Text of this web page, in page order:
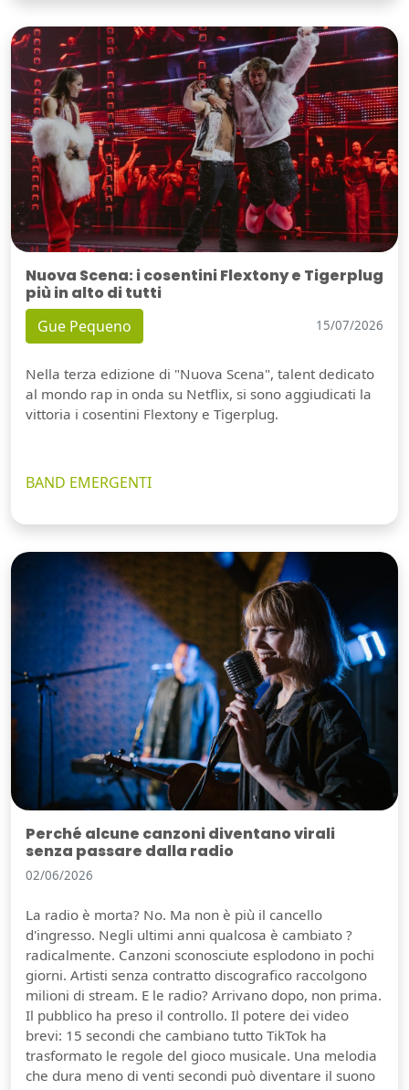
Nuova Scena: i cosentini Flextony e Tigerplug
più in alto di tutti
Gue Pequeno 15/07/2026
Nella terza edizione di "Nuova Scena", talent dedicato
al mondo rap in onda su Netflix, si sono aggiudicati la
vittoria i cosentini Flextony e Tigerplug.
BAND EMERGENTI
Perché alcune canzoni diventano virali
senza passare dalla radio
02/06/2026
La radio è morta? No. Ma non è più il cancello
d'ingresso. Negli ultimi anni qualcosa è cambiato ?
radicalmente. Canzoni sconosciute esplodono in pochi
giorni. Artisti senza contratto discografico raccolgono
milioni di stream. E le radio? Arrivano dopo, non prima.
Il pubblico ha preso il controllo. Il potere dei video
brevi: 15 secondi che cambiano tutto TikTok ha
trasformato le regole del gioco musicale. Una melodia
che dura meno di venti secondi può diventare il suono